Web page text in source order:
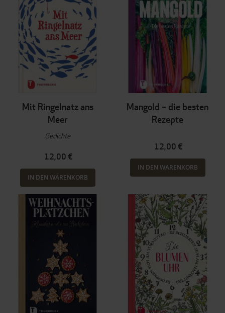
Mit Ringelnatz ans
Meer
Gedichte
12,00 €
IN DEN WARENKORB
Mangold – die besten
Rezepte
12,00 €
IN DEN WARENKORB